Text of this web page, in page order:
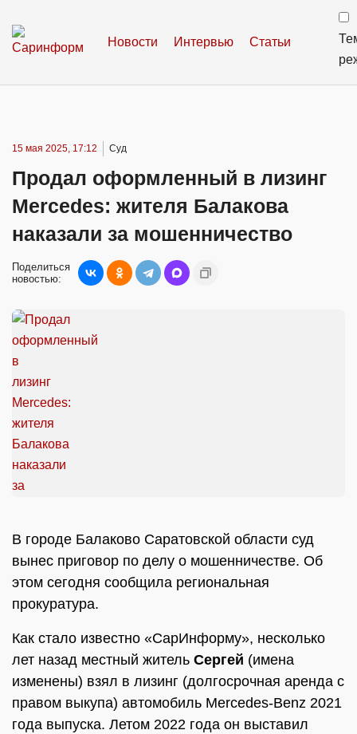
Новости Интервью Статьи
15 мая 2025, 17:12 Суд
Продал оформленный в лизинг
Mercedes: жителя Балакова
наказали за мошенничество
Поделиться
новостью:
В городе Балаково Саратовской области суд
вынес приговор по делу о мошенничестве. Об
этом сегодня сообщила региональная
прокуратура.
Как стало известно «СарИнформу», несколько
лет назад местный житель Сергей (имена
изменены) взял в лизинг (долгосрочная аренда с
правом выкупа) автомобиль Mercedes-Benz 2021
года выпуска. Летом 2022 года он выставил